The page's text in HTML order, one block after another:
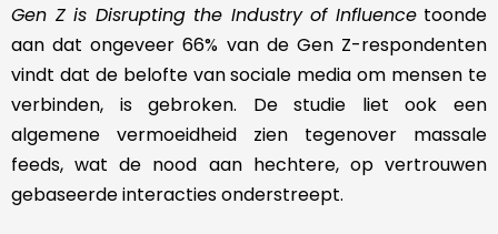
Gen Z is Disrupting the Industry of Influencetoonde
aan dat ongeveer 66% van de Gen Z-respondenten
vindt dat de belofte van sociale media om mensen te
verbinden, is gebroken. De studie liet ook een
algemene vermoeidheid zien tegenover massale
feeds, wat de nood aan hechtere, op vertrouwen
gebaseerde interacties onderstreept.